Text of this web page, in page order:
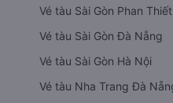
Vé tàu Sài Gòn Phan Thiết
Vé tàu Sài Gòn Đà Nẵng
Vé tàu Sài Gòn Hà Nội
Vé tàu Nha Trang Đà